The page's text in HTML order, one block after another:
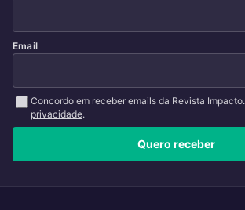
Email
Concordo em receber emails da Revista Impacto.
privacidade.
Quero receber